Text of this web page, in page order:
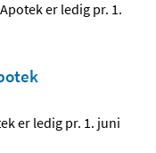
er ledig pr. 1.
er ledig pr. 1. juni